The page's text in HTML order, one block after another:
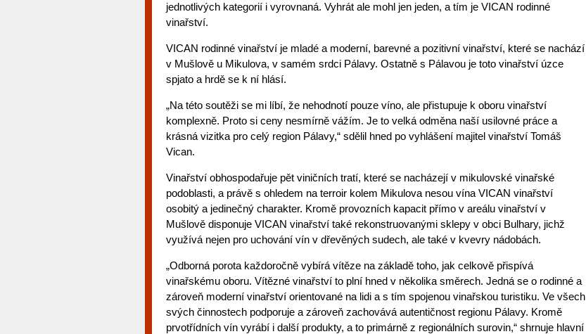
jednotlivých kategorií i vyrovnaná. Vyhrát ale mohl jen jeden, a tím je VICAN rodinné
vinařství.
VICAN rodinné vinařství je mladé a moderní, barevné a pozitivní vinařství, které se nachází
v Mušlově u Mikulova, v samém srdci Pálavy. Ostatně s Pálavou je toto vinařství úzce
spjato a hrdě se k ní hlásí.
„Na této soutěži se mi líbí, že nehodnotí pouze víno, ale přistupuje k oboru vinařství
komplexně. Proto si ceny nesmírně vážím. Je to velká odměna naší usilovné práce a
krásná vizitka pro celý region Pálavy,“ sdělil hned po vyhlášení majitel vinařství Tomáš
Vican.
Vinařství obhospodařuje pět viničních tratí, které se nacházejí v mikulovské vinařské
podoblasti, a právě s ohledem na terroir kolem Mikulova nesou vína VICAN vinařství
osobitý a jedinečný charakter. Kromě provozních kapacit přímo v areálu vinařství v
Mušlově disponuje VICAN vinařství také rekonstruovanými sklepy v obci Bulhary, jichž
využívá nejen pro uchování vín v dřevěných sudech, ale také v kvevry nádobách.
„Odborná porota každoročně vybírá vítěze na základě toho, jak celkově přispívá
vinařskému oboru. Vítězné vinařství to plní hned v několika směrech. Jedná se o rodinné a
zároveň moderní vinařství orientované na lidi a s tím spojenou vinařskou turistiku. Ve všech
svých činnostech podporuje a zároveň zachovává autentičnost regionu Pálavy. Kromě
prvotřídních vín vyrábí i další produkty, a to primárně z regionálních surovin,“ shrnuje hlavní